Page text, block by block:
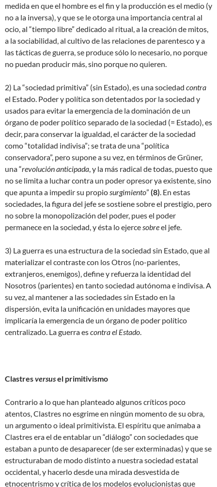
medida en que el hombre es el fin y la producción es el medio (y
no a la inversa), y que se le otorga una importancia central al
ocio, al “tiempo libre” dedicado al ritual, a la creación de mitos,
a la sociabilidad, al cultivo de las relaciones de parentesco y a
las tácticas de guerra, se produce sólo lo necesario, no porque
no puedan producir más, sino porque no quieren.
2) La “sociedad primitiva” (sin Estado), es una sociedad contra
el Estado. Poder y política son detentados por la sociedad y
usados para evitar la emergencia de la dominación de un
órgano de poder político separado de la sociedad (= Estado), es
decir, para conservar la igualdad, el carácter de la sociedad
como “totalidad indivisa”; se trata de una “política
conservadora”, pero supone a su vez, en términos de Grüner,
una “revolución anticipada, y la más radical de todas, puesto que
no se limita a luchar contra un poder opresor ya existente, sino
que apunta a impedir su propiosurgimiento” (8). En estas
sociedades, la figura del jefe se sostiene sobre el prestigio, pero
no sobre la monopolización del poder, pues el poder
permanece en la sociedad, y ésta lo ejercesobreel jefe.
3) La guerra es una estructura de la sociedad sin Estado, que al
materializar el contraste con los Otros (no-parientes,
extranjeros, enemigos), define y refuerza la identidad del
Nosotros (parientes) en tanto sociedad autónoma e indivisa. A
su vez, al mantener a las sociedades sin Estado en la
dispersión, evita la unificación en unidades mayores que
implicaría la emergencia de un órgano de poder político
centralizado. La guerra escontra el Estado.
Clastresversusel primitivismo
Contrario a lo que han planteado algunos críticos poco
atentos, Clastres no esgrime en ningún momento de su obra,
un argumento o ideal primitivista. El espíritu que animaba a
Clastres era el de entablar un “diálogo” con sociedades que
estaban a punto de desaparecer (de ser exterminadas) y que se
estructuraban de modo distinto a nuestra sociedad estatal
occidental, y hacerlo desde una mirada desvestida de
etnocentrismo y crítica de los modelos evolucionistas que